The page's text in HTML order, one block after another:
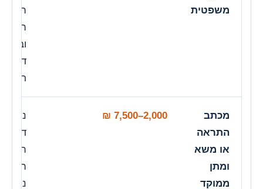
משפטית
הבנת
דרכי
מכתב
התראה
או משא
ומתן
ממוקד
2,000–7,500 ₪
ניסוח
השני
ניהול